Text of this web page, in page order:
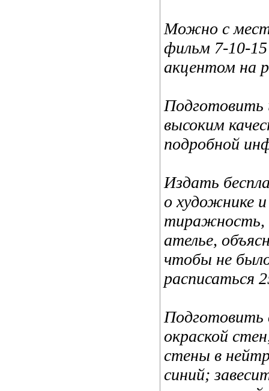
Можно с
фильм 7-10-
акцентом на
Подготовить
высоким
подробной
Издать
о художнике
тиражность,
ателье,
чтобы не
расписаться
Подготовить
окраской
стены в
синий;